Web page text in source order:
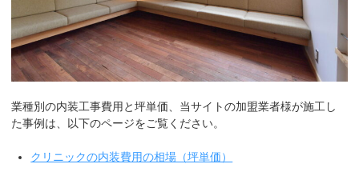
業種別の内装工事費用と坪単価、当サイトの加盟業者様が施工し
た事例は、以下のページをご覧ください。
クリニックの内装費用の相場（坪単価）